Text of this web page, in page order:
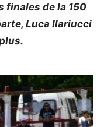
finales de la 150
Luca Ilariucci